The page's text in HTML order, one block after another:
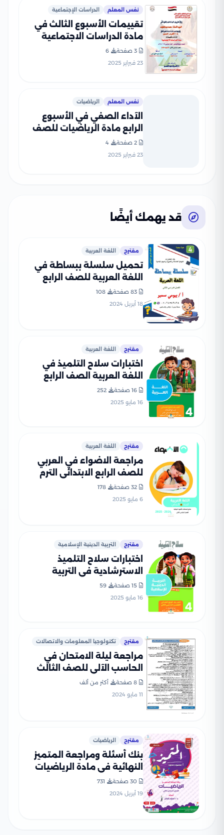
نفس المعلم الدراسات الإجتماعية
تقييمات الأسبوع الثالث في
مادة الدراسات الاجتماعية
للصف الرابع الإبتدائي الترم
الثاني 2025 بصيغة PDF
3 صفحة
6
23 فبراير 2025
نفس المعلم الرياضيات
الآداء الصفي في الأسبوع
الرابع مادة الرياضيات للصف
الرابع الإبتدائي الترم الثاني
2025 بصيغة PDF
2 صفحة
4
23 فبراير 2025
قد يهمك أيضًا
مقترح اللغة العربية
تحميل سلسلة ببساطة في
اللغة العربية للصف الرابع
الابتدائي الترم الثاني من إعداد
أستاذ بيومي سمير
83 صفحة
108
18 أبريل 2024
مقترح اللغة العربية
اختبارات سلاح التلميذ في
اللغة العربية الصف الرابع
بالاجابات
16 صفحة
252
16 مايو 2025
مقترح اللغة العربية
مراجعة الاضواء في العربي
للصف الرابع الابتدائي الترم
الثاني PDF بالاجابات
32 صفحة
178
6 مايو 2025
مقترح التربية الدينية الإسلامية
اختبارات سلاح التلميذ
الاسترشادية في التربية
الدينية لرابعة ابتدائي الترم
الثاني PDF بالاجابات
15 صفحة
59
16 مايو 2025
مقترح تكنولوجيا المعلومات والاتصالات
مراجعة ليلة الامتحان في
الحاسب الآلي للصف الثالث
الإعدادي الترم الثاني
8 صفحة
أكثر من ألف
11 مايو 2024
مقترح الرياضيات
بنك أسئلة ومراجعة المتميز
النهائية في مادة الرياضيات
للصف الرابع الابتدائي ترم ثاني
مع الإجابات النموذجية
30 صفحة
731
19 أبريل 2024